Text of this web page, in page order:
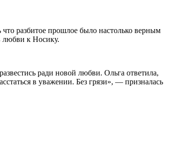
разбитое прошлое было настолько верным
любви к Носику.
ради новой любви. Ольга ответила,
в уважении. Без грязи», — призналась